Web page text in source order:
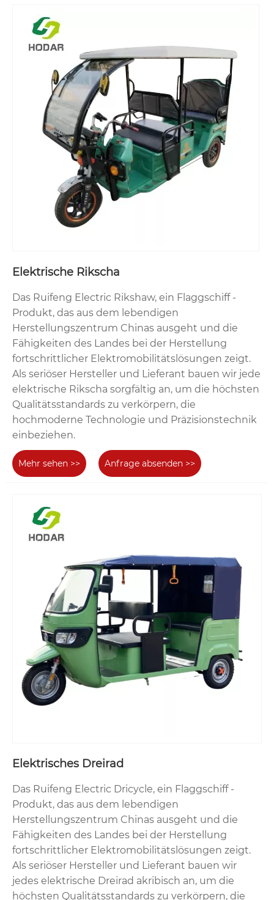
Elektrische Rikscha
Das Ruifeng Electric Rikshaw, ein Flaggschiff -
Produkt, das aus dem lebendigen
Herstellungszentrum Chinas ausgeht und die
Fähigkeiten des Landes bei der Herstellung
fortschrittlicher Elektromobilitätslösungen zeigt.
Als seriöser Hersteller und Lieferant bauen wir jede
elektrische Rikscha sorgfältig an, um die höchsten
Qualitätsstandards zu verkörpern, die
hochmoderne Technologie und Präzisionstechnik
einbeziehen.
Mehr sehen >> Anfrage absenden >>
Elektrisches Dreirad
Das Ruifeng Electric Dricycle, ein Flaggschiff -
Produkt, das aus dem lebendigen
Herstellungszentrum Chinas ausgeht und die
Fähigkeiten des Landes bei der Herstellung
fortschrittlicher Elektromobilitätslösungen zeigt.
Als seriöser Hersteller und Lieferant bauen wir
jedes elektrische Dreirad akribisch an, um die
höchsten Qualitätsstandards zu verkörpern, die